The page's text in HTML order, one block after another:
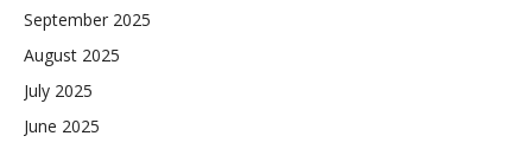
September 2025
August 2025
July 2025
June 2025